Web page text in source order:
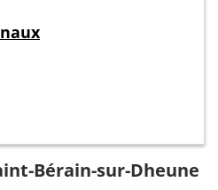
Bérain-sur-Dheune